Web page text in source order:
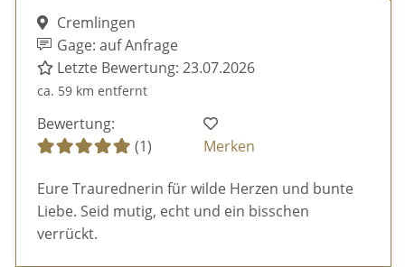
Cremlingen
Gage: auf Anfrage
Letzte Bewertung: 23.07.2026
ca. 59 km entfernt
Bewertung:
(1)
Merken
Eure Traurednerin für wilde Herzen und bunte
Liebe. Seid mutig, echt und ein bisschen
verrückt.